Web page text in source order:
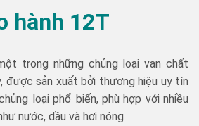
hành 12T
trong những chủng loại van chất
được sản xuất bởi thương hiệu uy tín
loại phổ biến, phù hợp với nhiều
nước, dầu và hơi nóng